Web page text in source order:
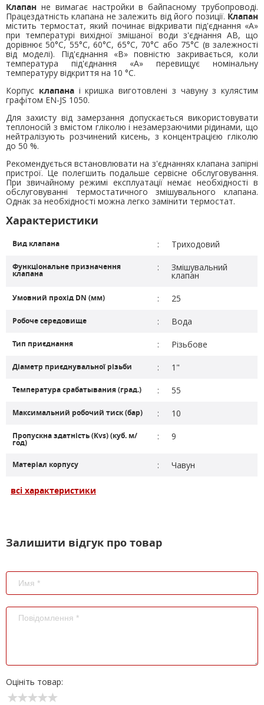
Клапан не вимагає настройки в байпасному трубопроводі.
Працездатність клапана не залежить від його позиції. Клапан
містить термостат, який починає відкривати під'єднання «А»
при температурі вихідної змішаної води з'єднання AB, що
дорівнює 50°C, 55°C, 60°C, 65°C, 70°C або 75°C (в залежності
від моделі). Під'єднання «В» повністю закривається, коли
температура під'єднання «А» перевищує номінальну
температуру відкриття на 10 °C.
Корпус клапанаі кришка виготовлені з чавуну з кулястим
графітом EN-JS 1050.
Для захисту від замерзання допускається використовувати
теплоносій з вмістом гліколю і незамерзаючими рідинами, що
нейтралізують розчинений кисень, з концентрацією гліколю
до 50 %.
Рекомендується встановлювати на з'єднаннях клапана запірні
пристрої. Це полегшить подальше сервісне обслуговування.
При звичайному режимі експлуатації немає необхідності в
обслуговуванні термостатичного змішувального клапана.
Однак за необхідності можна легко замінити термостат.
Характеристики
Вид клапана : Триходовий
Функціональне призначення
клапана
: Змішувальний
клапан
Умовний прохід DN (мм) : 25
Робоче середовище : Вода
Тип приєднання : Різьбове
Діаметр приєднувальної різьби : 1"
Температура срабатывания (град.) : 55
Максимальний робочий тиск (бар) : 10
Пропускна здатність (Kvs) (куб. м/
год)
: 9
Матеріал корпусу : Чавун
всі характеристики
Залишити відгук про товар
Оцініть товар: